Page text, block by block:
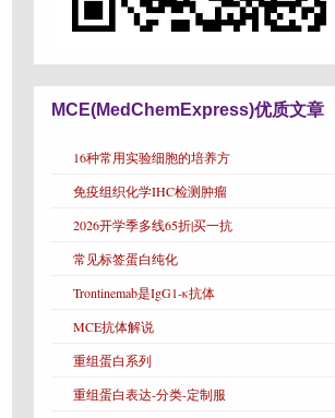
MCE(MedChemExpress)优质文章
16种常用实验细胞的培养方
免疫组织化学IHC检测肿瘤
2026开学季多线65折|买一抗
常见标签蛋白纯化
Trontinemab是IgG1-κ抗体
MCE抗体解说
重组蛋白系列
重组蛋白表达-分类-定制服